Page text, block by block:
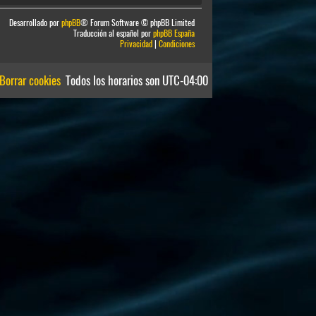
Desarrollado porphpBB® Forum Software © phpBB Limited
Traducción al español porphpBB España
Privacidad| Condiciones
Todos los horarios son UTC-04:00
Borrar cookies